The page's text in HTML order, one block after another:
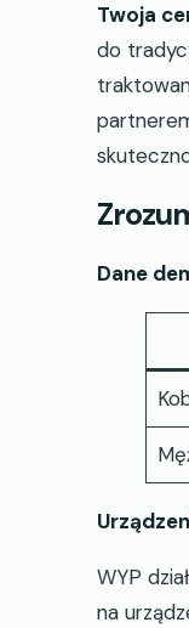
Twoja
do
Dane
WYP
na